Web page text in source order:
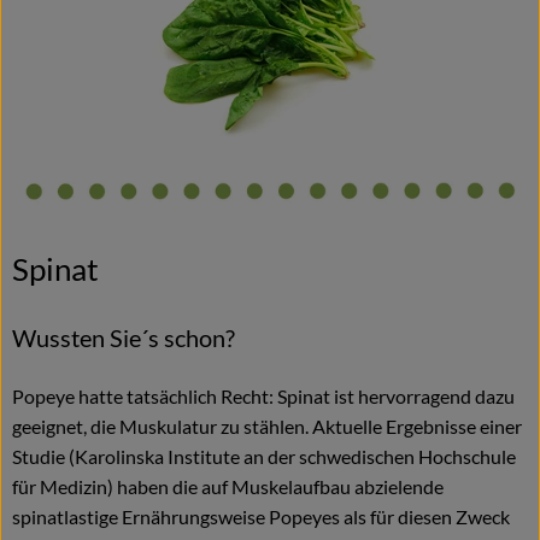
Spinat
Wussten Sie´s schon?
Popeye hatte tatsächlich Recht: Spinat ist hervorragend dazu
geeignet, die Muskulatur zu stählen. Aktuelle Ergebnisse einer
Studie (Karolinska Institute an der schwedischen Hochschule
für Medizin) haben die auf Muskelaufbau abzielende
spinatlastige Ernährungsweise Popeyes als für diesen Zweck